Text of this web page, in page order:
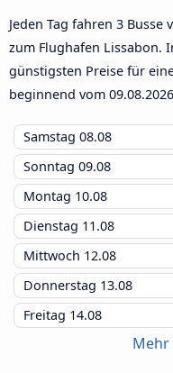
Jeden Tag fahren 3
zum Flughafen Lissabon.
günstigsten Preise für
beginnend vom 09.08.2026
Samstag 08.08
Sonntag 09.08
Montag 10.08
Dienstag 11.08
Mittwoch 12.08
Donnerstag 13.08
Freitag 14.08
Mehr